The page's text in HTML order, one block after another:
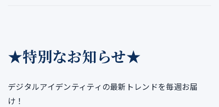
★特別なお知らせ★
デジタルアイデンティティの最新トレンドを毎週お届
け！